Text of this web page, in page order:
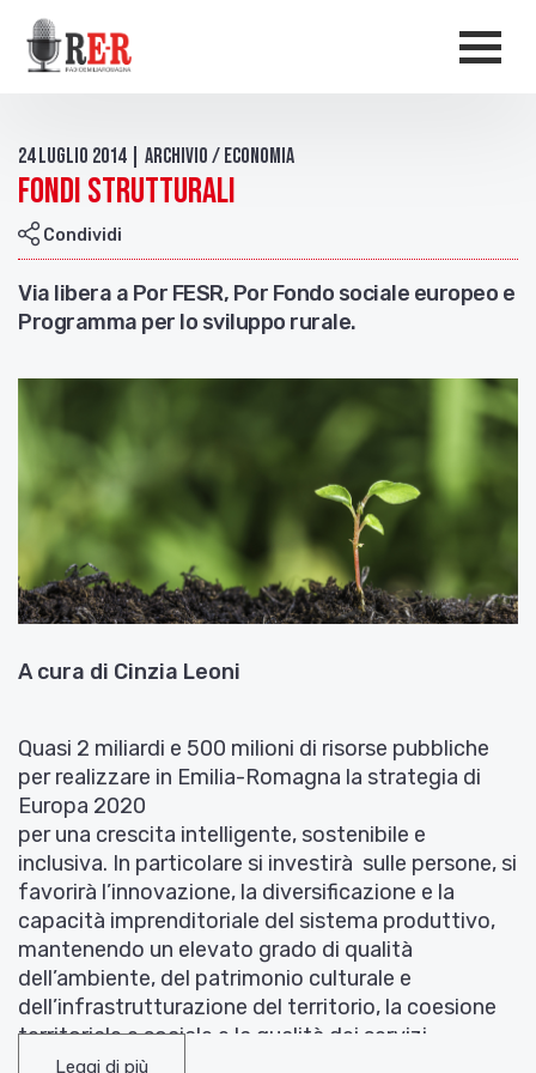
Salta al contenuto principale
24 Luglio 2014 | Archivio / Economia
Fondi strutturali
Condividi
Via libera a Por FESR, Por Fondo sociale europeo e
Programma per lo sviluppo rurale.
A cura di Cinzia Leoni
Quasi 2 miliardi e 500 milioni di risorse pubbliche
per realizzare in Emilia-Romagna la strategia di
Europa 2020
per una crescita intelligente, sostenibile e
inclusiva. In particolare si investirà sulle persone, si
favorirà l’innovazione, la diversificazione e la
capacità imprenditoriale del sistema produttivo,
mantenendo un elevato grado di qualità
dell’ambiente, del patrimonio culturale e
dell’infrastrutturazione del territorio, la coesione
territoriale e sociale e la qualità dei servizi
collettivi. Sono queste le grandi priorità
Leggi di più